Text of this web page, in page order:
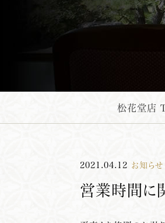
松花堂店
2021.04.12 お知らせ
営業時間に